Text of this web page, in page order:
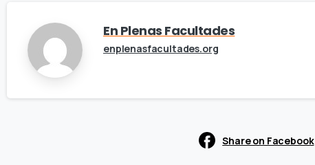
En Plenas Facultades
enplenasfacultades.org
Share on Facebook